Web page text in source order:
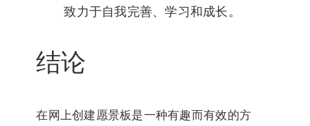
致力于自我完善、学习和成长。
结论
在网上创建愿景板是一种有趣而有效的方